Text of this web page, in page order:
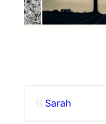
Sarah